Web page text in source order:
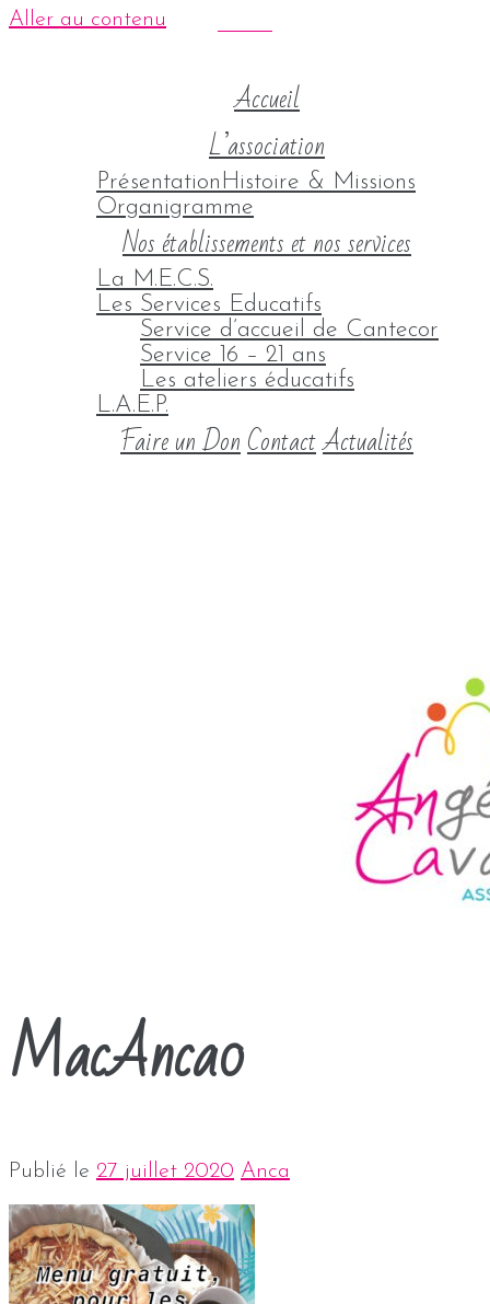
Aller au contenu
Accueil
L’association
Présentation Histoire & Missions
Organigramme
Nos établissements et nos services
La M.E.C.S.
Les Services Educatifs
Service d’accueil de Cantecor
Service 16 – 21 ans
Les ateliers éducatifs
L.A.E.P.
Faire un DonContactActualités
MacAnca0
Publié le 27 juillet 2020 Anca